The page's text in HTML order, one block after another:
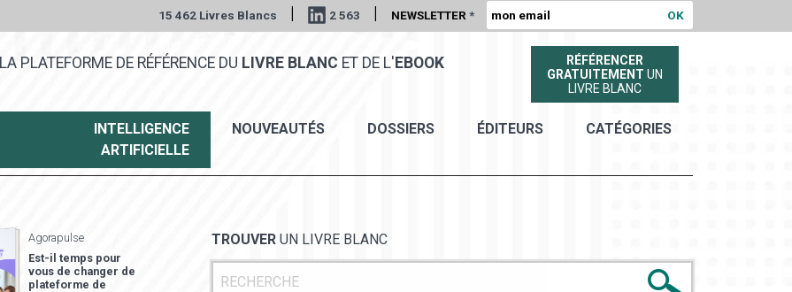
15 462 Livres Blancs | 2 563 | NEWSLETTER *
LA PLATEFORME DE RÉFÉRENCE DU LIVRE BLANC ET DE L' EBOOK
RÉFÉRENCER
GRATUITEMENT UN
LIVRE BLANC
INTELLIGENCE
ARTIFICIELLE
NOUVEAUTÉS DOSSIERS ÉDITEURS CATÉGORIES
Agorapulse
Est-il temps pour
vous de changer de
plateforme de
TROUVER UN LIVRE BLANC